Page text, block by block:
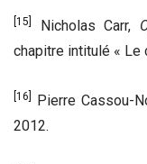
[15] Nicholas Carr,
chapitre intitulé « Le
[16] Pierre Cassou-
2012.